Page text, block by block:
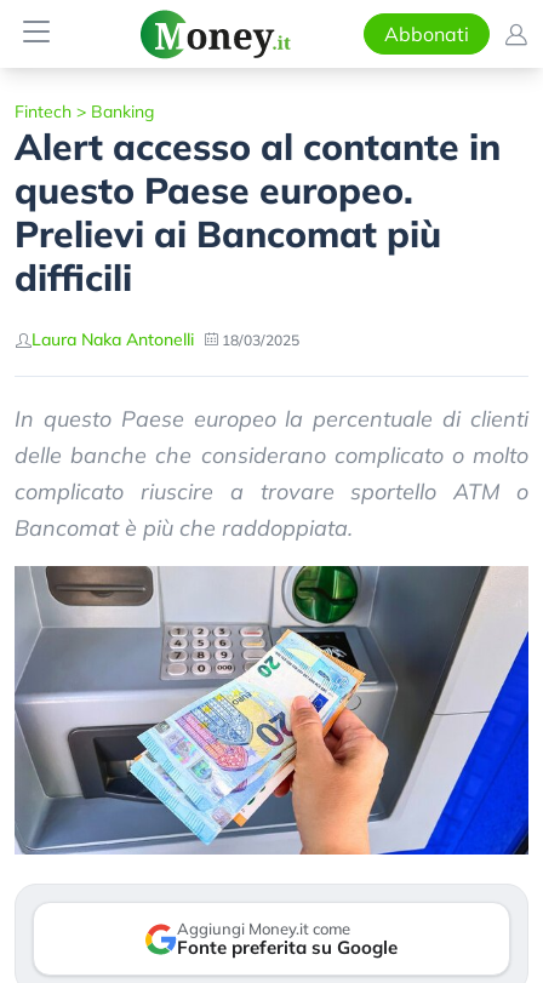
Abbonati
Fintech > Banking
Alert accesso al contante in
questo Paese europeo.
Prelievi ai Bancomat più
difficili
Laura Naka Antonelli 18/03/2025
In questo Paese europeo la percentuale di clienti
delle banche che considerano complicato o molto
complicato riuscire a trovare sportello ATM o
Bancomat è più che raddoppiata.
Aggiungi Money.it come
Fonte preferita su Google